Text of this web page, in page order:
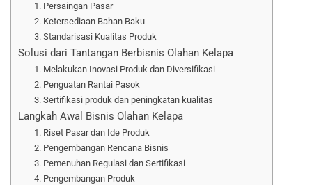
1. Persaingan Pasar
2. Ketersediaan Bahan Baku
3. Standarisasi Kualitas Produk
Solusi dari Tantangan Berbisnis Olahan Kelapa
1. Melakukan Inovasi Produk dan Diversifikasi
2. Penguatan Rantai Pasok
3. Sertifikasi produk dan peningkatan kualitas
Langkah Awal Bisnis Olahan Kelapa
1. Riset Pasar dan Ide Produk
2. Pengembangan Rencana Bisnis
3. Pemenuhan Regulasi dan Sertifikasi
4. Pengembangan Produk